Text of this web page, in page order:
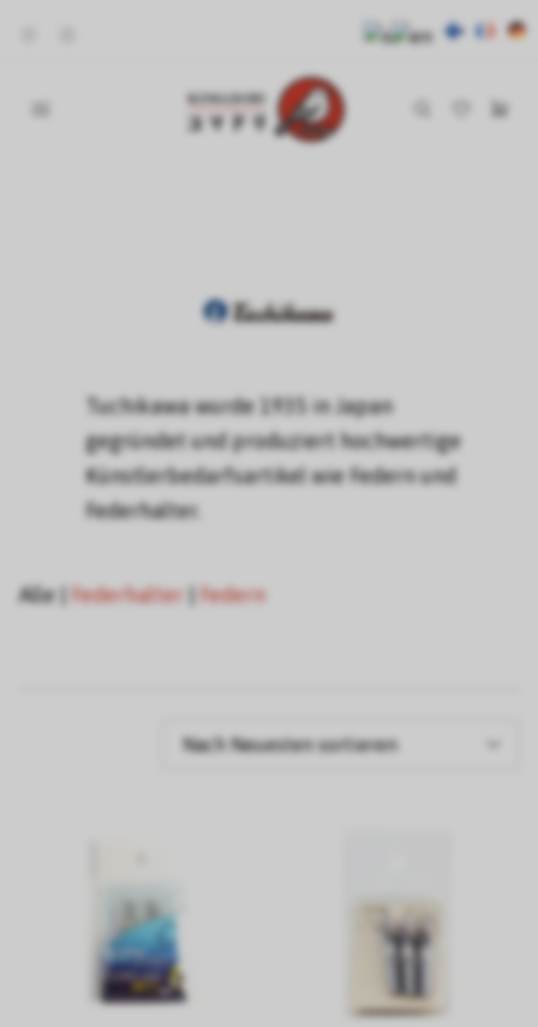
Tuchikawa wurde 1935 in Japan
gegründet und produziert hochwertige
Künstlerbedarfsartikel wie Federn und
Federhalter.
Alle| Federhalter Federn